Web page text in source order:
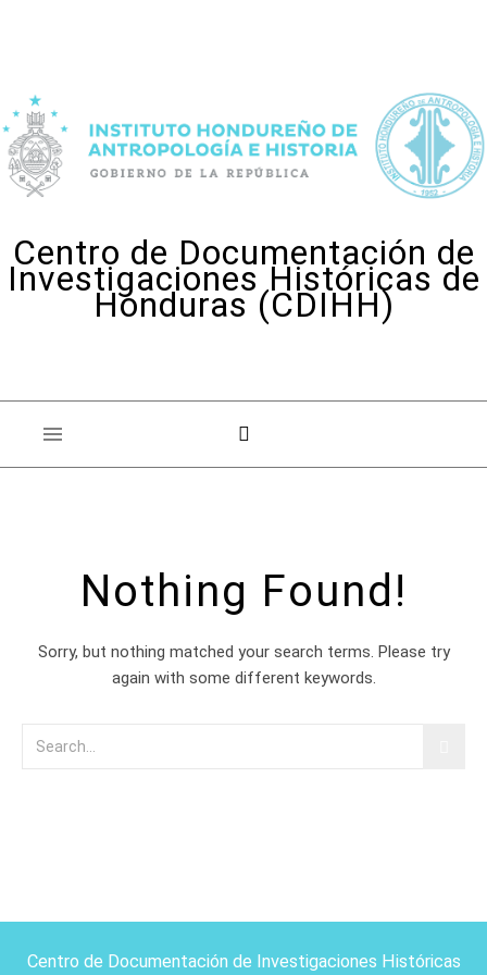
Centro de Documentación de
Investigaciones Históricas de
Honduras (CDIHH)
Nothing Found!
Sorry, but nothing matched your search terms. Please try
again with some different keywords.
Centro de Documentación de Investigaciones Históricas